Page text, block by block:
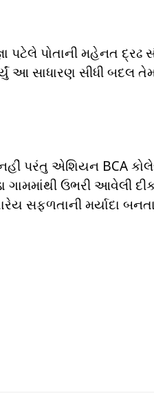
પટેલે પોતાની મહેનત
આ સાધારણ સીધી બદલ
નહીં પરંતુ એશિયન BCA
ઉભરી આવેલી
સફળતાની મર્યાદા